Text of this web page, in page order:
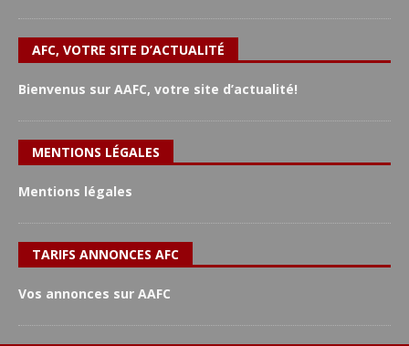
AFC, VOTRE SITE D’ACTUALITÉ
Bienvenus sur AAFC, votre site d’actualité!
MENTIONS LÉGALES
Mentions légales
TARIFS ANNONCES AFC
Vos annonces sur AAFC